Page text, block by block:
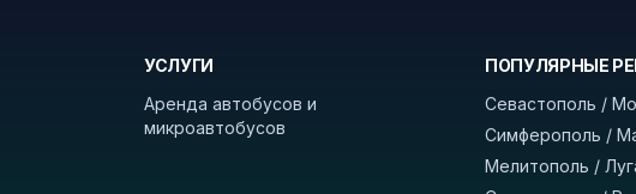
УСЛУГИ
Аренда автобусов и
микроавтобусов
ПОПУЛЯРНЫЕ
Севастополь /
Симферополь /
Мелитополь /